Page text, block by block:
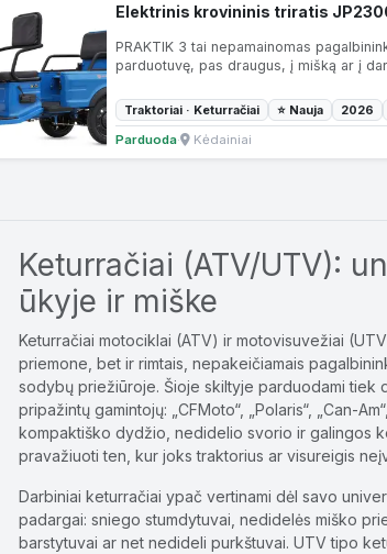
Elektrinis krovininis triratis
PRAKTIK 3 tai nepamainomas
parduotuvę, pas draugus, į mišką ar į
Traktoriai · Keturračiai ⭐ Nauja 2026
Parduoda· Kėdainiai
Keturračiai (ATV/UTV):
ūkyje ir miške
Keturračiai motociklai (ATV) ir motovisuvežiai
priemone, bet ir rimtais, nepakeičiamais
sodybų priežiūroje. Šioje skiltyje parduodami tiek
pripažintų gamintojų: „CFMoto“, „Polaris“, „Can-
kompaktiško dydžio, nedidelio svorio ir galingos
pravažiuoti ten, kur joks traktorius ar visureigis
Darbiniai keturračiai ypač vertinami dėl savo
padargai: sniego stumdytuvai, nedidelės miško
barstytuvai ar net nedideli purkštuvai. UTV tipo